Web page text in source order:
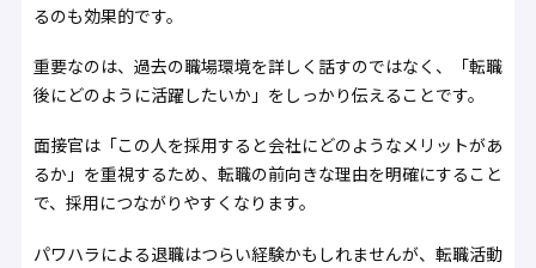
るのも効果的です。
重要なのは、過去の職場環境を詳しく話すのではなく、「転職
後にどのように活躍したいか」をしっかり伝えることです。
面接官は「この人を採用すると会社にどのようなメリットがあ
るか」を重視するため、転職の前向きな理由を明確にすること
で、採用につながりやすくなります。
パワハラによる退職はつらい経験かもしれませんが、転職活動